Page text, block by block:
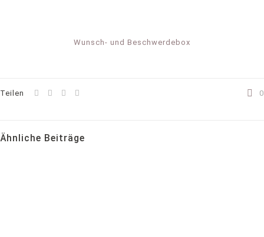
Wunsch- und Beschwerdebox
Teilen 0
Ähnliche Beiträge